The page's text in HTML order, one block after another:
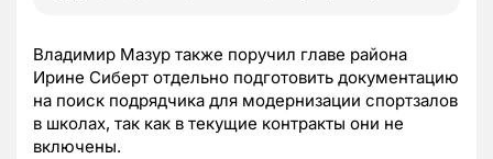
Владимир Мазур также поручил главе района
Ирине Сиберт отдельно подготовить документацию
на поиск подрядчика для модернизации спортзалов
в школах, так как в текущие контракты они не
включены.